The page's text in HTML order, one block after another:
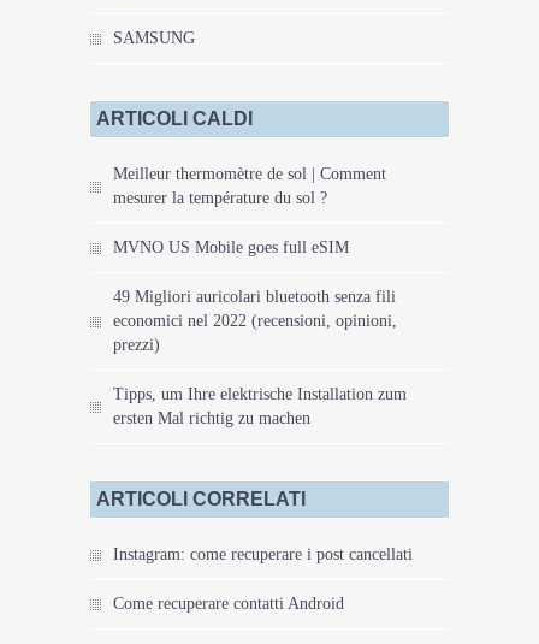
SAMSUNG
ARTICOLI CALDI
Meilleur thermomètre de sol | Comment
mesurer la température du sol ?
MVNO US Mobile goes full eSIM
49 Migliori auricolari bluetooth senza fili
economici nel 2022 (recensioni, opinioni,
prezzi)
Tipps, um Ihre elektrische Installation zum
ersten Mal richtig zu machen
ARTICOLI CORRELATI
Instagram: come recuperare i post cancellati
Come recuperare contatti Android